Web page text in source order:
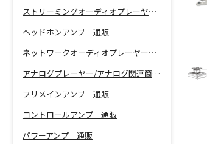
ストリーミングオーディオプレーヤー 通販
ヘッドホンアンプ 通販
ネットワークオーディオプレーヤー 通販
アナログプレーヤー/アナログ関連商品 通販
プリメインアンプ 通販
コントロールアンプ 通販
パワーアンプ 通販